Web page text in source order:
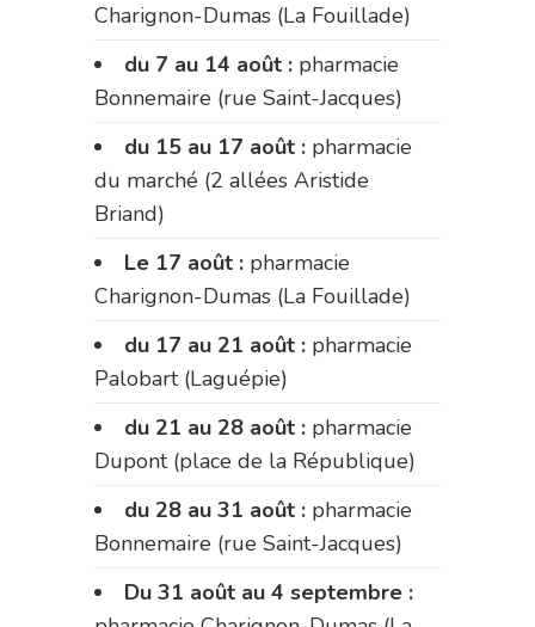
Charignon-Dumas (La Fouillade)
du 7 au 14 août : pharmacie
Bonnemaire (rue Saint-Jacques)
du 15 au 17 août : pharmacie
du marché (2 allées Aristide
Briand)
Le 17 août : pharmacie
Charignon-Dumas (La Fouillade)
du 17 au 21 août : pharmacie
Palobart (Laguépie)
du 21 au 28 août : pharmacie
Dupont (place de la République)
du 28 au 31 août : pharmacie
Bonnemaire (rue Saint-Jacques)
Du 31 août au 4 septembre :